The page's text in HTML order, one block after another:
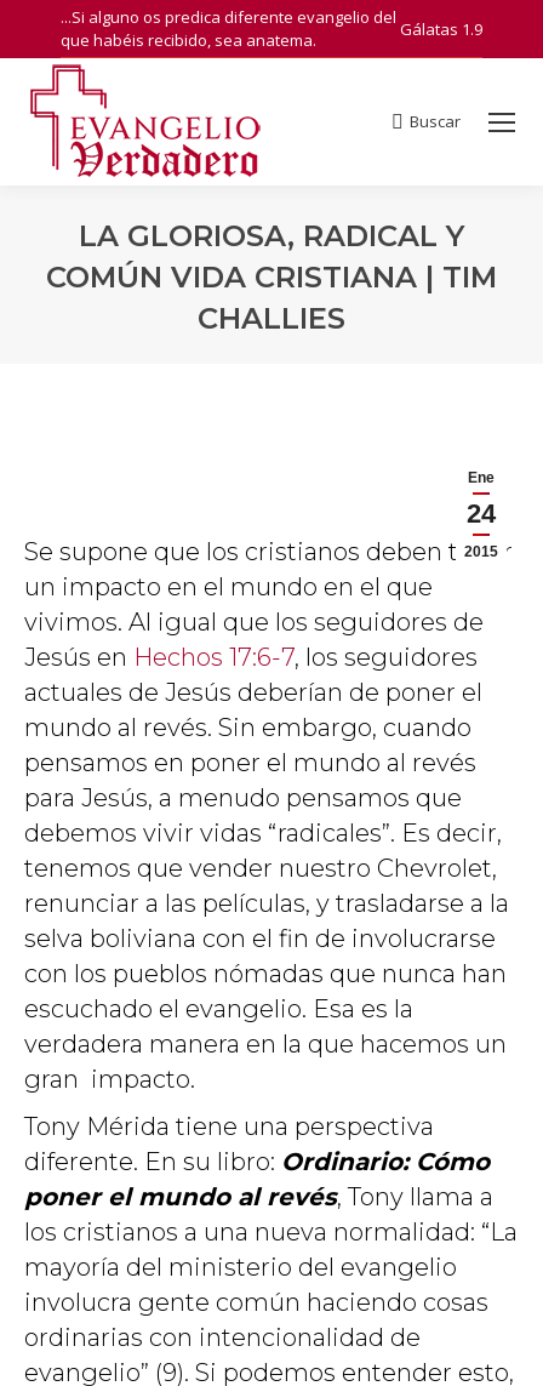
...Si alguno os predica diferente evangelio del
que habéis recibido, sea anatema.
Gálatas 1.9
Search:
Buscar
LA GLORIOSA, RADICAL Y
COMÚN VIDA CRISTIANA | TIM
CHALLIES
Ene
24
2015
Se supone que los cristianos deben tener
un impacto en el mundo en el que
vivimos. Al igual que los seguidores de
Jesús en Hechos 17:6-7, los seguidores
actuales de Jesús deberían de poner el
mundo al revés. Sin embargo, cuando
pensamos en poner el mundo al revés
para Jesús, a menudo pensamos que
debemos vivir vidas “radicales”. Es decir,
tenemos que vender nuestro Chevrolet,
renunciar a las películas, y trasladarse a la
selva boliviana con el fin de involucrarse
con los pueblos nómadas que nunca han
escuchado el evangelio. Esa es la
verdadera manera en la que hacemos un
gran impacto.
Tony Mérida tiene una perspectiva
diferente. En su libro: Ordinario: Cómo
poner el mundo al revés, Tony llama a
los cristianos a una nueva normalidad: “La
mayoría del ministerio del evangelio
involucra gente común haciendo cosas
ordinarias con intencionalidad de
evangelio” (9). Si podemos entender esto,